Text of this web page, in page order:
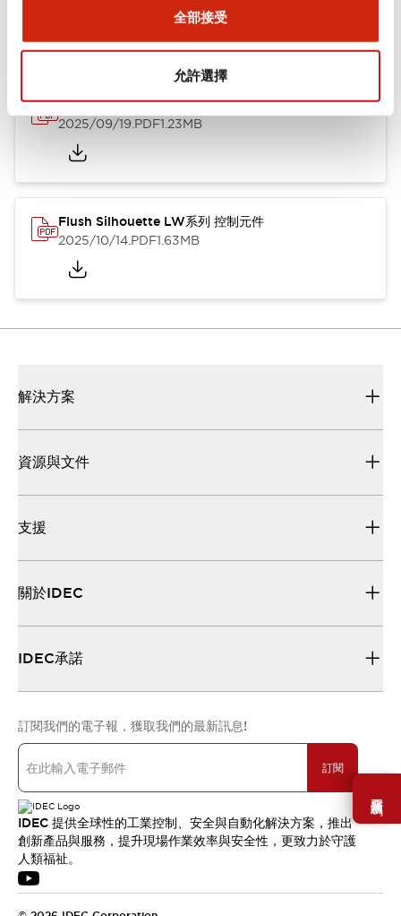
全部接受
允許選擇
需要幫助嗎？
Flush Silhouette LW系列 控制元件 (英文版)
2025/09/19.PDF1.23MB
Flush Silhouette LW系列 控制元件
2025/10/14.PDF1.63MB
解決方案
資源與文件
支援
關於IDEC
IDEC承諾
訂閱我們的電子報，獲取我們的最新訊息!
訂閱
IDEC 提供全球性的工業控制、安全與自動化解決方案，推出
創新產品與服務，提升現場作業效率與安全性，更致力於守護
人類福祉。